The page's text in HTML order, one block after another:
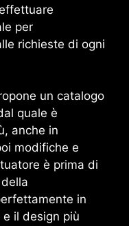
per
richieste di ogni
un catalogo
quale è
anche in
modifiche e
è prima di
in
il design più